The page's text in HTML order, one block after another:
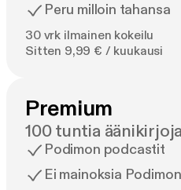
Peru milloin tahansa
30 vrk ilmainen kokeilu
Sitten 9,99 € / kuukausi
Premium
100 tuntia äänikirjoja
Podimon podcastit
Ei mainoksia